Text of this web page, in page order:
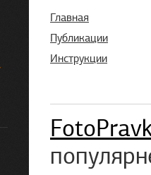
Главная
Публикации
Инструкции